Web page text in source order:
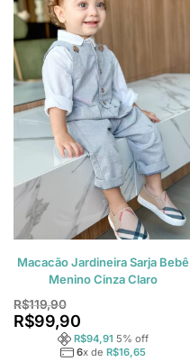
Macacão Jardineira Sarja Bebê
Menino Cinza Claro
R$119,90
R$99,90
R$94,91 5% off
6x de R$16,65